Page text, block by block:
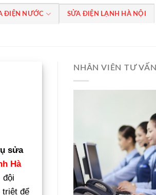
ĐIỆN NƯỚC SỬA ĐIỆN LẠNH HÀ NỘI
sửa
Hà
đội
triệt để
NHÂN VIÊN TƯ VẤN